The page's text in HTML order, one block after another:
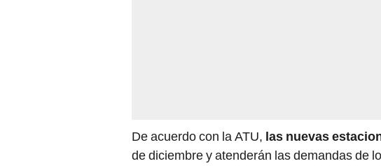
De acuerdo con la ATU, las nuevas
de diciembre y atenderán las demandas de